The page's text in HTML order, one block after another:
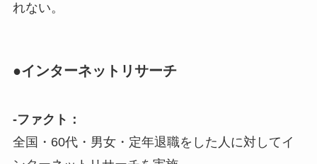
れない。
●インターネットリサーチ
-ファクト：
全国・60代・男女・定年退職をした人に対してイ